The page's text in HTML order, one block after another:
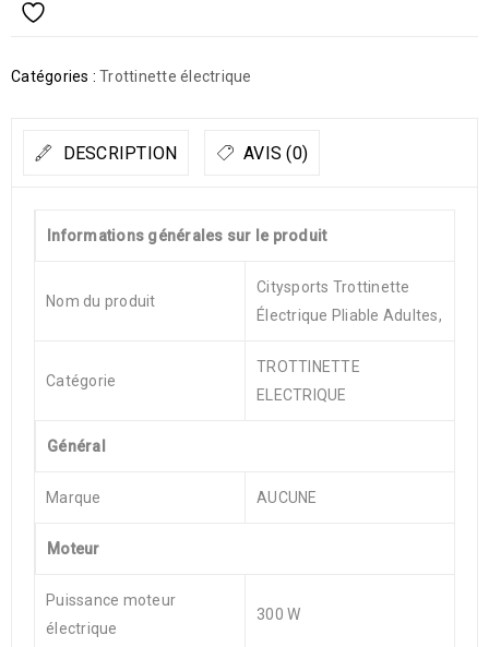
Catégories : Trottinette électrique
DESCRIPTION AVIS (0)
Informations générales sur le produit
Nom du produit
Citysports Trottinette
Électrique Pliable Adultes,
Catégorie
TROTTINETTE
ELECTRIQUE
Général
Marque AUCUNE
Moteur
Puissance moteur
électrique
300 W